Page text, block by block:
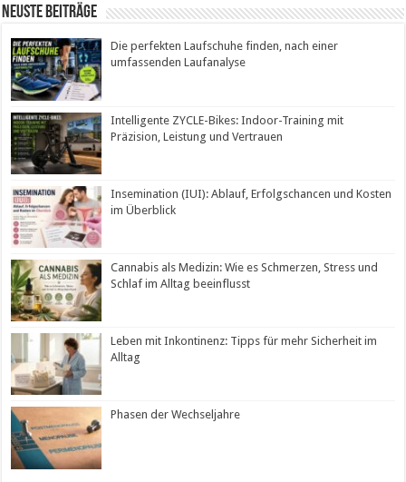
Neuste Beiträge
Die perfekten Laufschuhe finden, nach einer
umfassenden Laufanalyse
Intelligente ZYCLE-Bikes: Indoor-Training mit
Präzision, Leistung und Vertrauen
Insemination (IUI): Ablauf, Erfolgschancen und Kosten
im Überblick
Cannabis als Medizin: Wie es Schmerzen, Stress und
Schlaf im Alltag beeinflusst
Leben mit Inkontinenz: Tipps für mehr Sicherheit im
Alltag
Phasen der Wechseljahre